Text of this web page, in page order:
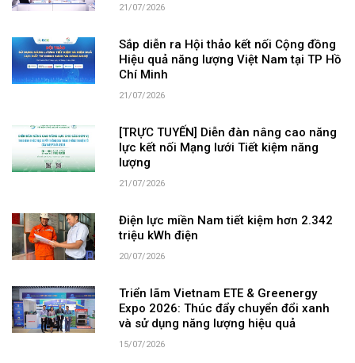
21/07/2026
Sắp diễn ra Hội thảo kết nối Cộng đồng
Hiệu quả năng lượng Việt Nam tại TP Hồ
Chí Minh
21/07/2026
[TRỰC TUYẾN] Diễn đàn nâng cao năng
lực kết nối Mạng lưới Tiết kiệm năng
lượng
21/07/2026
Điện lực miền Nam tiết kiệm hơn 2.342
triệu kWh điện
20/07/2026
Triển lãm Vietnam ETE & Greenergy
Expo 2026: Thúc đẩy chuyển đổi xanh
và sử dụng năng lượng hiệu quả
15/07/2026